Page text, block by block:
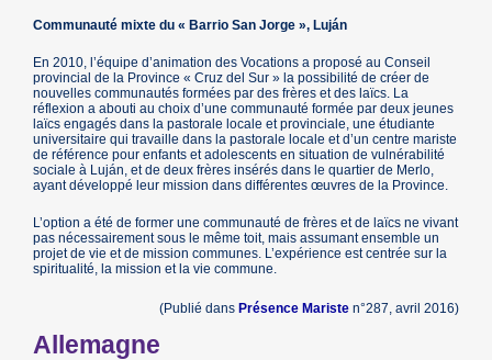
Communauté mixte du « Barrio San Jorge », Luján
En 2010, l’équipe d’animation des Vocations a proposé au Conseil
provincial de la Province « Cruz del Sur » la possibilité de créer de
nouvelles communautés formées par des frères et des laïcs. La
réflexion a abouti au choix d’une communauté formée par deux jeunes
laïcs engagés dans la pastorale locale et provinciale, une étudiante
universitaire qui travaille dans la pastorale locale et d’un centre mariste
de référence pour enfants et adolescents en situation de vulnérabilité
sociale à Luján, et de deux frères insérés dans le quartier de Merlo,
ayant développé leur mission dans différentes œuvres de la Province.
L’option a été de former une communauté de frères et de laïcs ne vivant
pas nécessairement sous le même toit, mais assumant ensemble un
projet de vie et de mission communes. L’expérience est centrée sur la
spiritualité, la mission et la vie commune.
(Publié dans Présence Maristen°287, avril 2016)
Allemagne